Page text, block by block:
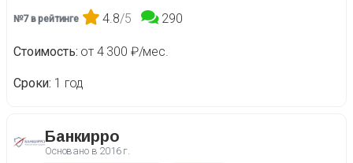
№7 в рейтинге 4.8/5 290
Стоимость от 4 300 ₽/мес.
Сроки 1 год
Банкирро
Основано в 2016 г.